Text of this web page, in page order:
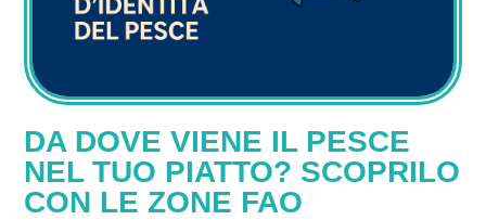
DA DOVE VIENE IL PESCE
NEL TUO PIATTO? SCOPRILO
CON LE ZONE FAO